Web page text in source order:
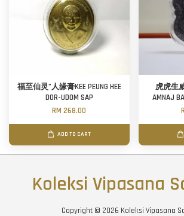
福至仙灵”人缘膏KEE PEUNG HEE
DOR-UDOM SAP
RM 268.00
ADD TO CART
虎虎生威
AMNAJ
Koleksi Vipasana
Copyright © 2026 Koleksi Vipasana